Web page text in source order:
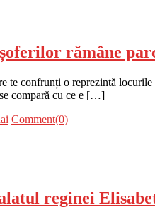
rămâne
te confrunți o reprezintă
compară cu ce e […]
Comment(0)
reginei